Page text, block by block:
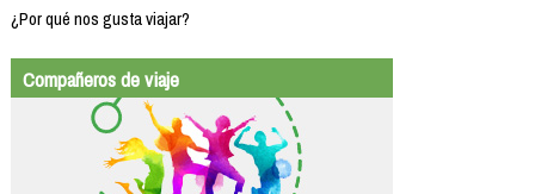
¿Por qué nos gusta viajar?
Compañeros de viaje